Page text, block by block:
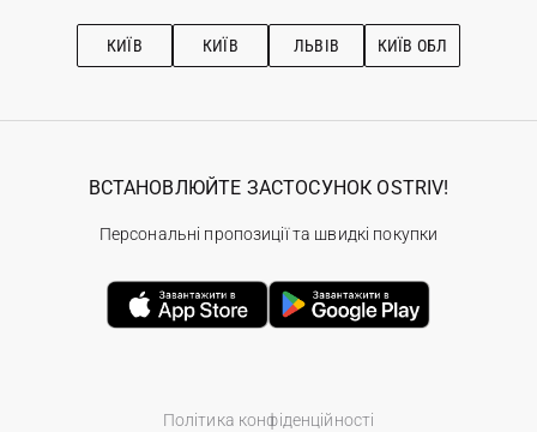
Рекомендації з догляду
КИЇВ КИЇВ ЛЬВІВ КИЇВ ОБЛ
Політика конфіденційності
ВСТАНОВЛЮЙТЕ ЗАСТОСУНОК OSTRIV!
Персональні пропозиції та швидкі покупки